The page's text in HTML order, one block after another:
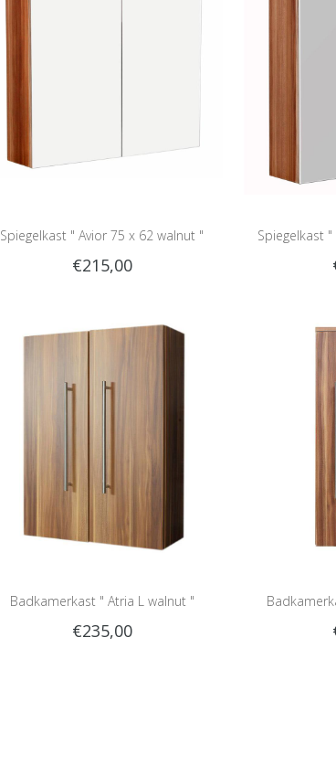
Spiegelkast " Avior 75 x 62 walnut "
€215,00
Spiegelkast
Badkamerkast " Atria L walnut "
€235,00